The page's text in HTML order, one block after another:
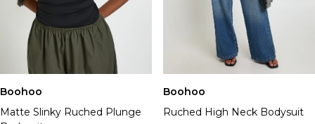
Boohoo
Matte Slinky Ruched Plunge
Boohoo
Ruched High Neck Bodysuit